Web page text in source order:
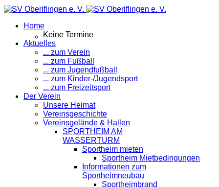
Home
Keine Termine
Aktuelles
... zum Verein
... zum Fußball
... zum Jugendfußball
... zum Kinder-/Jugendsport
... zum Freizeitsport
Der Verein
Unsere Heimat
Vereinsgeschichte
Vereinsgelände & Hallen
SPORTHEIM AM
WASSERTURM
Sportheim mieten
Sportheim Mietbedingungen
Informationen zum
Sportheimneubau
Sportheimbrand